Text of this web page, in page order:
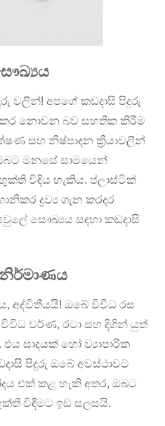
වලින්! අපගේ කඩදාසි පිදුරු
නොවන බව සහතික කිරීම
සහ නිෂ්පාදන ක්‍රියාවලීන්
මනසේ සාමයෙන්
විඳිය හැකිය. ප්ලාස්ටික්
ද්‍රව්‍ය ගැන කරදර
සෞඛ්‍යය සඳහා කඩදාසි
අද්විතීයයි! ඔබේ විවිධ රස
විවිධ වර්ණ, රටා සහ දිගින් යුත්
සාදයක් හෝ ව්‍යාපාරික
පිදුරු ඔබේ අවස්ථාවට
එක් කළ හැකි අතර, ඔබට
විඳීමට ඉඩ සලසයි.